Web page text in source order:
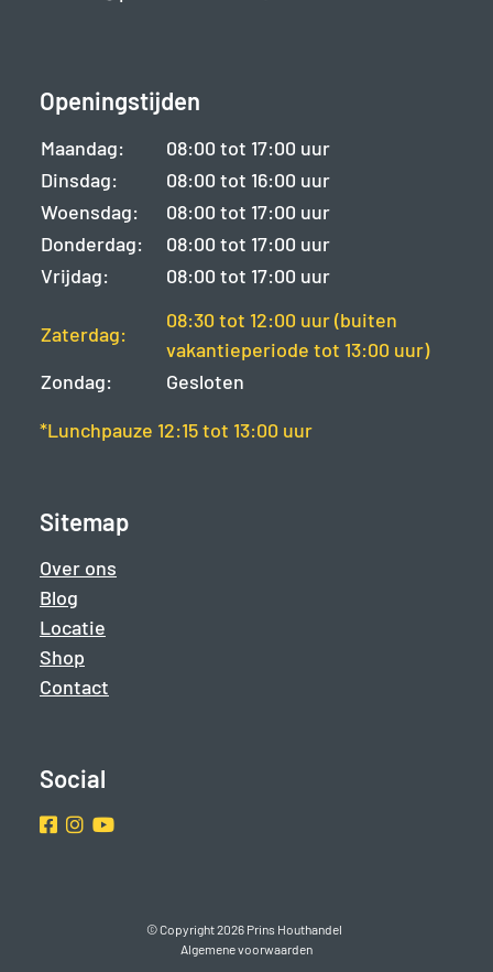
Openingstijden
Maandag:
08:00 tot 17:00 uur
Dinsdag:
08:00 tot 16:00 uur
Woensdag:
08:00 tot 17:00 uur
Donderdag:
08:00 tot 17:00 uur
Vrijdag:
08:00 tot 17:00 uur
Zaterdag:
08:30 tot 12:00 uur (buiten
vakantieperiode tot 13:00 uur)
Zondag:
Gesloten
*Lunchpauze 12:15 tot 13:00 uur
Sitemap
Over ons
Blog
Locatie
Shop
Contact
Social
Facebook
Instragram
Youtube
© Copyright 2026 Prins Houthandel
Algemene voorwaarden